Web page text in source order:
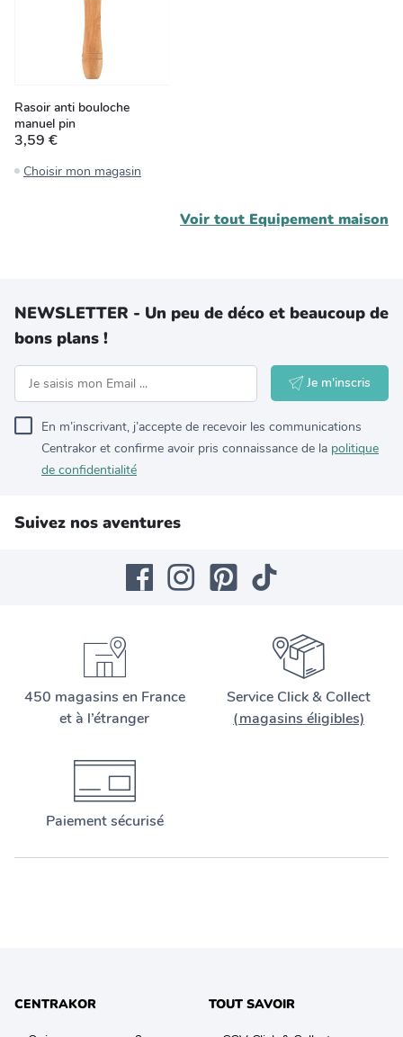
Rasoir anti bouloche
manuel pin
3,59 €
Choisir mon magasin
Voir tout Equipement maison
NEWSLETTER - Un peu de déco et beaucoup de
bons plans !
Je m'inscris
En m’inscrivant, j’accepte de recevoir les communications
Centrakor et confirme avoir pris connaissance de la politique
de confidentialité
Suivez nos aventures
450 magasins en France
et à l’étranger
Service Click & Collect
(magasins éligibles)
Paiement sécurisé
CENTRAKOR TOUT SAVOIR